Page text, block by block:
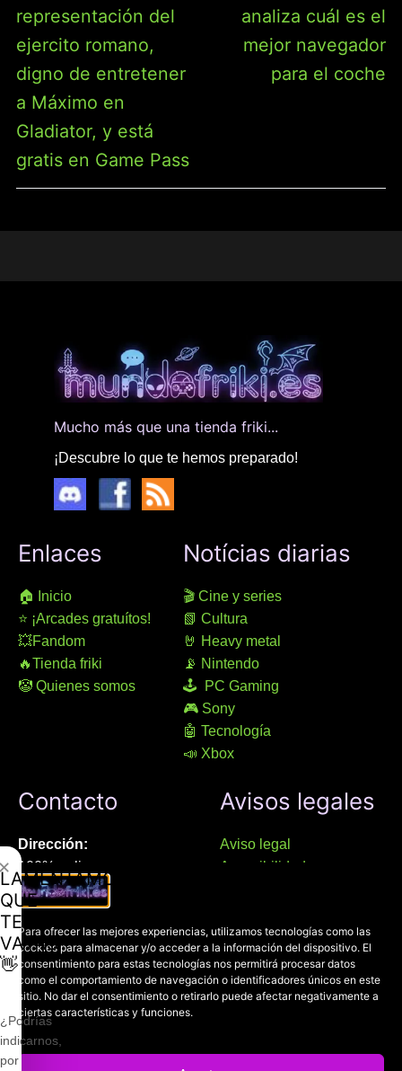
Para ofrecer las mejores experiencias, utilizamos tecnologías como las
cookies para almacenar y/o acceder a la información del dispositivo. El
consentimiento para estas tecnologías nos permitirá procesar datos
como el comportamiento de navegación o identificadores únicos en este
sitio. No dar el consentimiento o retirarlo puede afectar negativamente a
ciertas características y funciones.
representación del
ejercito romano,
digno de entretener
a Máximo en
Gladiator, y está
gratis en Game Pass
analiza cuál es el
mejor navegador
para el coche
Mucho más que una tienda friki...
¡Descubre lo que te hemos preparado!
Enlaces
🏠 Inicio
⭐ ¡Arcades gratuítos!
💥Fandom
🔥Tienda friki
🤡 Quienes somos
Notícias diarias
🎬 Cine y series
📗 Cultura
🤘 Heavy metal
📡 Nintendo
🕹 PC Gaming
🎮 Sony
🤖 Tecnología
📣 Xbox
Contacto
Dirección:
100% online
Manresa (08241), Barcelona
Chat Whatsapp (solo texto):
+34 689 800 662
Correo:
contacto@mundofriki.es
Avisos legales
Aviso legal
Accesibilidad
Política de privacidad
LAMENTAMOS
QUE
TE
VAYAS
👋
¿Podrías
indicarnos,
por